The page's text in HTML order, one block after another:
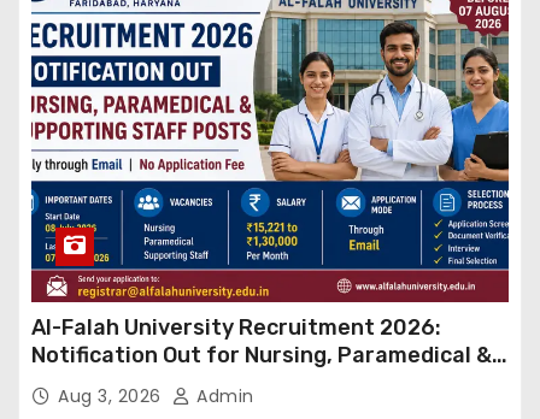
Al-Falah University Recruitment 2026:
Notification Out for Nursing, Paramedical &
Supporting Staff Posts, Apply Through Email
Aug 3, 2026 Admin